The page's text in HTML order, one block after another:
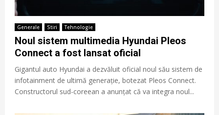
Generale Stiri Tehnologie
Noul sistem multimedia Hyundai Pleos
Connect a fost lansat oficial
Gigantul auto Hyundai a dezvăluit oficial noul său sistem de
infotainment de ultimă generație, botezat Pleos Connect.
Constructorul sud-coreean a anunțat că va integra noul...